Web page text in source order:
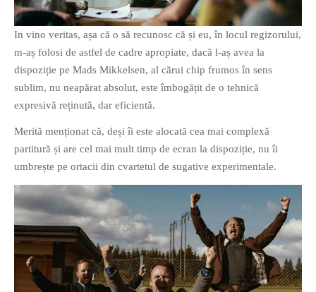
In vino veritas, așa că o să recunosc că și eu, în locul regizorului,
m-aș folosi de astfel de cadre apropiate, dacă l-aș avea la
dispoziție pe Mads Mikkelsen, al cărui chip frumos în sens
sublim, nu neapărat absolut, este îmbogățit de o tehnică
expresivă reținută, dar eficientă.
Merită menționat că, deși îi este alocată cea mai complexă
partitură și are cel mai mult timp de ecran la dispoziție, nu îi
umbrește pe ortacii din cvartetul de sugative experimentale.